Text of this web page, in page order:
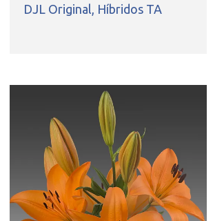
DJL Original Híbridos TA